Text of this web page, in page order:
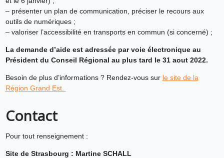
– présenter un plan de communication, préciser le recours aux
outils de numériques ;
– valoriser l’accessibilité en transports en commun (si concerné) ;
La demande d’aide est adressée par voie électronique au
Président du Conseil Régional au plus tard le 31 aout 2022.
Besoin de plus d’informations ? Rendez-vous sur le site de la
Région Grand Est.
Contact
Pour tout renseignement :
Site de Strasbourg : Martine SCHALL